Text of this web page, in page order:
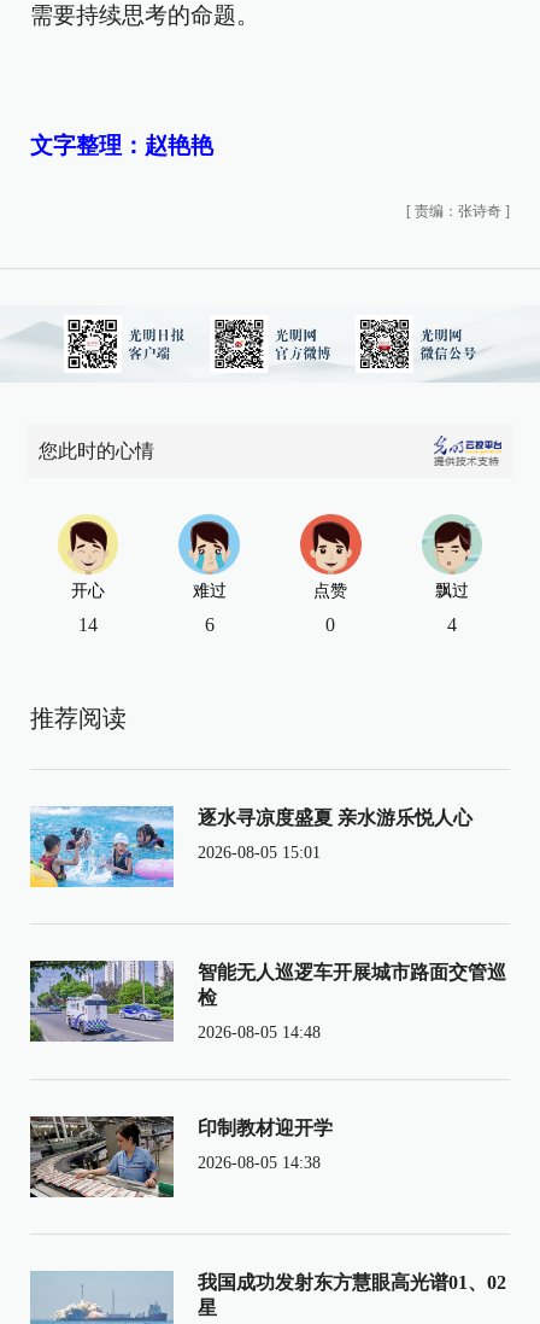
需要持续思考的命题。
文字整理：赵艳艳
[ 责编：张诗奇 ]
您此时的心情
开心
14
难过
6
点赞
0
飘过
4
推荐阅读
逐水寻凉度盛夏 亲水游乐悦人心
2026-08-05 15:01
智能无人巡逻车开展城市路面交管巡
检
2026-08-05 14:48
印制教材迎开学
2026-08-05 14:38
我国成功发射东方慧眼高光谱01、02
星